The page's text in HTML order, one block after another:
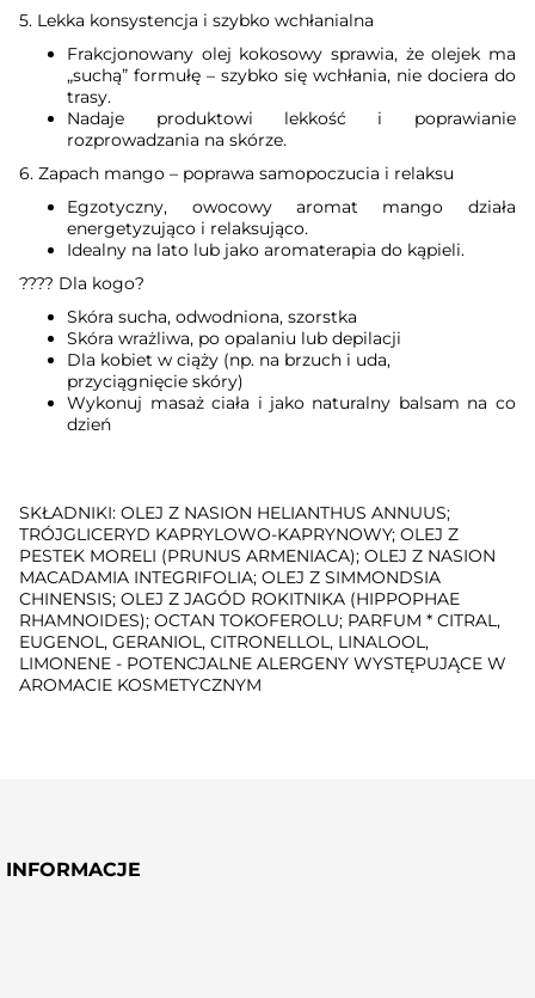
5. Lekka konsystencja i szybko wchłanialna
Frakcjonowany olej kokosowy sprawia, że olejek ma
„suchą” formułę – szybko się wchłania, nie dociera do
trasy.
Nadaje produktowi lekkość i poprawianie
rozprowadzania na skórze.
6. Zapach mango – poprawa samopoczucia i relaksu
Egzotyczny, owocowy aromat mango działa
energetyzująco i relaksująco.
Idealny na lato lub jako aromaterapia do kąpieli.
???? Dla kogo?
Skóra sucha, odwodniona, szorstka
Skóra wrażliwa, po opalaniu lub depilacji
Dla kobiet w ciąży (np. na brzuch i uda,
przyciągnięcie skóry)
Wykonuj masaż ciała i jako naturalny balsam na co
dzień
SKŁADNIKI: OLEJ Z NASION HELIANTHUS ANNUUS;
TRÓJGLICERYD KAPRYLOWO-KAPRYNOWY; OLEJ Z
PESTEK MORELI (PRUNUS ARMENIACA); OLEJ Z NASION
MACADAMIA INTEGRIFOLIA; OLEJ Z SIMMONDSIA
CHINENSIS; OLEJ Z JAGÓD ROKITNIKA (HIPPOPHAE
RHAMNOIDES); OCTAN TOKOFEROLU; PARFUM * CITRAL,
EUGENOL, GERANIOL, CITRONELLOL, LINALOOL,
LIMONENE - POTENCJALNE ALERGENY WYSTĘPUJĄCE W
AROMACIE KOSMETYCZNYM
INFORMACJE